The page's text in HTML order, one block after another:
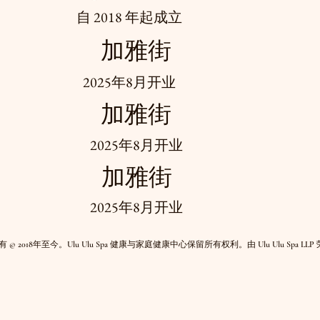
自 2018 年起成立
加雅街
2025年8月开业
加雅街
2025年8月开业
加雅街
2025年8月开业
© 2018年至今。Ulu Ulu Spa 健康与家庭健康中心保留所有权利。由 Ulu Ulu Spa LLP